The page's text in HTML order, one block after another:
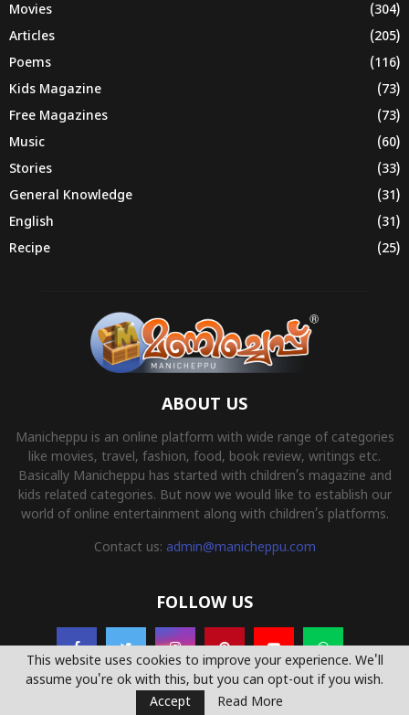
Movies
(304)
Articles
(205)
Poems
(116)
Kids Magazine
(73)
Free Magazines
(73)
Music
(60)
Stories
(33)
General Knowledge
(31)
English
(31)
Recipe
(25)
ABOUT US
Manicheppu is an online platform with wide range of categories
like movies, travel, fashion, food, book review, writings etc.
Basically Manicheppu has started with children’s magazine and
kids related categories. But now we would like to establish our
world of online entertainment along with children’s platforms.
Contact us: admin@manicheppu.com
FOLLOW US
© 2022 - Manicheppu.com All Right Reserved. Powered By
This website uses cookies to improve your experience. We'll
assume you're ok with this, but you can opt-out if you wish.
Accept
Read More